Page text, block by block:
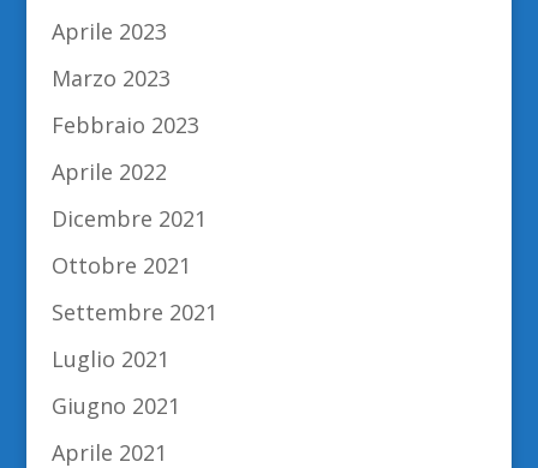
Aprile 2023
Marzo 2023
Febbraio 2023
Aprile 2022
Dicembre 2021
Ottobre 2021
Settembre 2021
Luglio 2021
Giugno 2021
Aprile 2021